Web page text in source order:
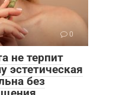
0
не терпит
эстетическая
без